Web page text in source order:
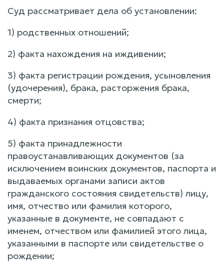
Суд рассматривает дела об установлении:
1) родственных отношений;
2) факта нахождения на иждивении;
3) факта регистрации рождения, усыновления
(удочерения), брака, расторжения брака,
смерти;
4) факта признания отцовства;
5) факта принадлежности
правоустанавливающих документов (за
исключением воинских документов, паспорта и
выдаваемых органами записи актов
гражданского состояния свидетельств) лицу,
имя, отчество или фамилия которого,
указанные в документе, не совпадают с
именем, отчеством или фамилией этого лица,
указанными в паспорте или свидетельстве о
рождении;